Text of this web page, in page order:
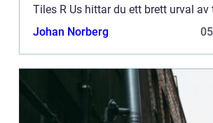
Tiles R Us hittar du ett brett urval
av hög kvalitet som passar o...
Johan Norberg